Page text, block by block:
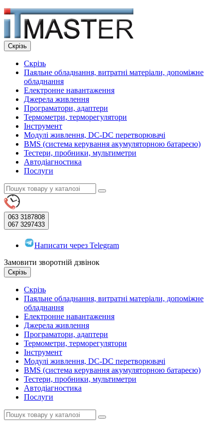
Скрізь
Скрізь
Паяльне обладнання, витратні матеріали, допоміжне
обладнання
Електронне навантаження
Джерела живлення
Програматори, адаптери
Термометри, терморегулятори
Інструмент
Модулі живлення, DC-DC перетворювачі
BMS (система керування акумуляторною батареєю)
Тестери, пробники, мультиметри
Автодіагностика
Послуги
063 3187808
067 3297433
Написати через Telegram
Замовити зворотній дзвінок
Скрізь
Скрізь
Паяльне обладнання, витратні матеріали, допоміжне
обладнання
Електронне навантаження
Джерела живлення
Програматори, адаптери
Термометри, терморегулятори
Інструмент
Модулі живлення, DC-DC перетворювачі
BMS (система керування акумуляторною батареєю)
Тестери, пробники, мультиметри
Автодіагностика
Послуги